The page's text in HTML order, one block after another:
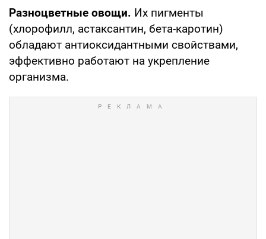
Разноцветные овощи. Их пигменты
(хлорофилл, астаксантин, бета-каротин)
обладают антиоксидантными свойствами,
эффективно работают на укрепление
организма.